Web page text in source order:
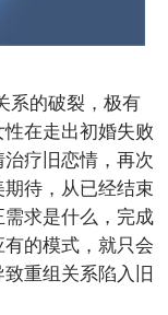
系的破裂，极有
在走出初婚失败
疗旧恋情，再次
待，从已经结束
求是什么，完成
的模式，就只会
重组关系陷入旧